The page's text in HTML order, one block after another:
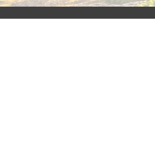
L'OFFERTA